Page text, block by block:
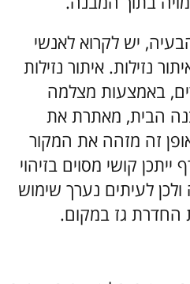
יש לקרוא לאנשי
נזילות. איתור נזילות
באמצעות מצלמה
הבית, מאתרת את
זה מזהה את המקור
קושי מסוים בזיהוי
לעיתים נערך שימוש
החדרת גז במקום.